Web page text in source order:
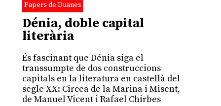
Papers de Duanes
Dénia, doble capital
literària
És fascinant que Dénia siga el
transsumpte de dos construccions
capitals en la literatura en castellà del
segle XX: Circea de la Marina i Misent,
de Manuel Vicent i Rafael Chirbes